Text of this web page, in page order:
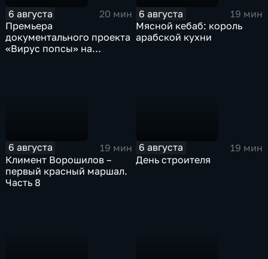
6 августа
20 мин
Премьера
документального проекта
«Вирус попсы» на
6 августа
19 мин
Мясной кебаб: король
арабской кухни
6 августа
19 мин
Климент Ворошилов –
первый красный маршал.
Часть 8
6 августа
19 мин
День строителя